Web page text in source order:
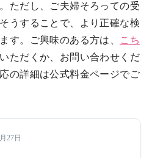
ただし、ご夫婦そろっての受
うすることで、より正確な検
す。ご興味のある方は、
こち
ただくか、お問い合わせくだ
の詳細は公式料金ページでご
27日